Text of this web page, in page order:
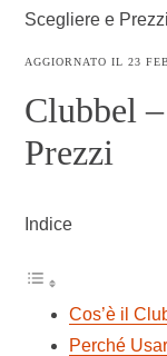
CASA
Scegliere e Prezzi
AGGIORNATO IL23
Clubbel
Prezzi
Indice
Cos’è il
Perché